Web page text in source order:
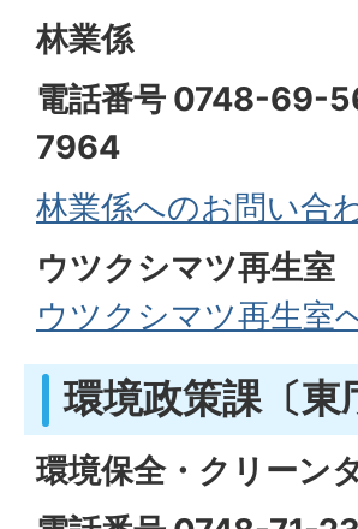
林業係
電話番号 0748-69-
7964
林業係へのお問い合
ウツクシマツ再生室
ウツクシマツ再生室
環境政策課〔東
環境保全・クリーン